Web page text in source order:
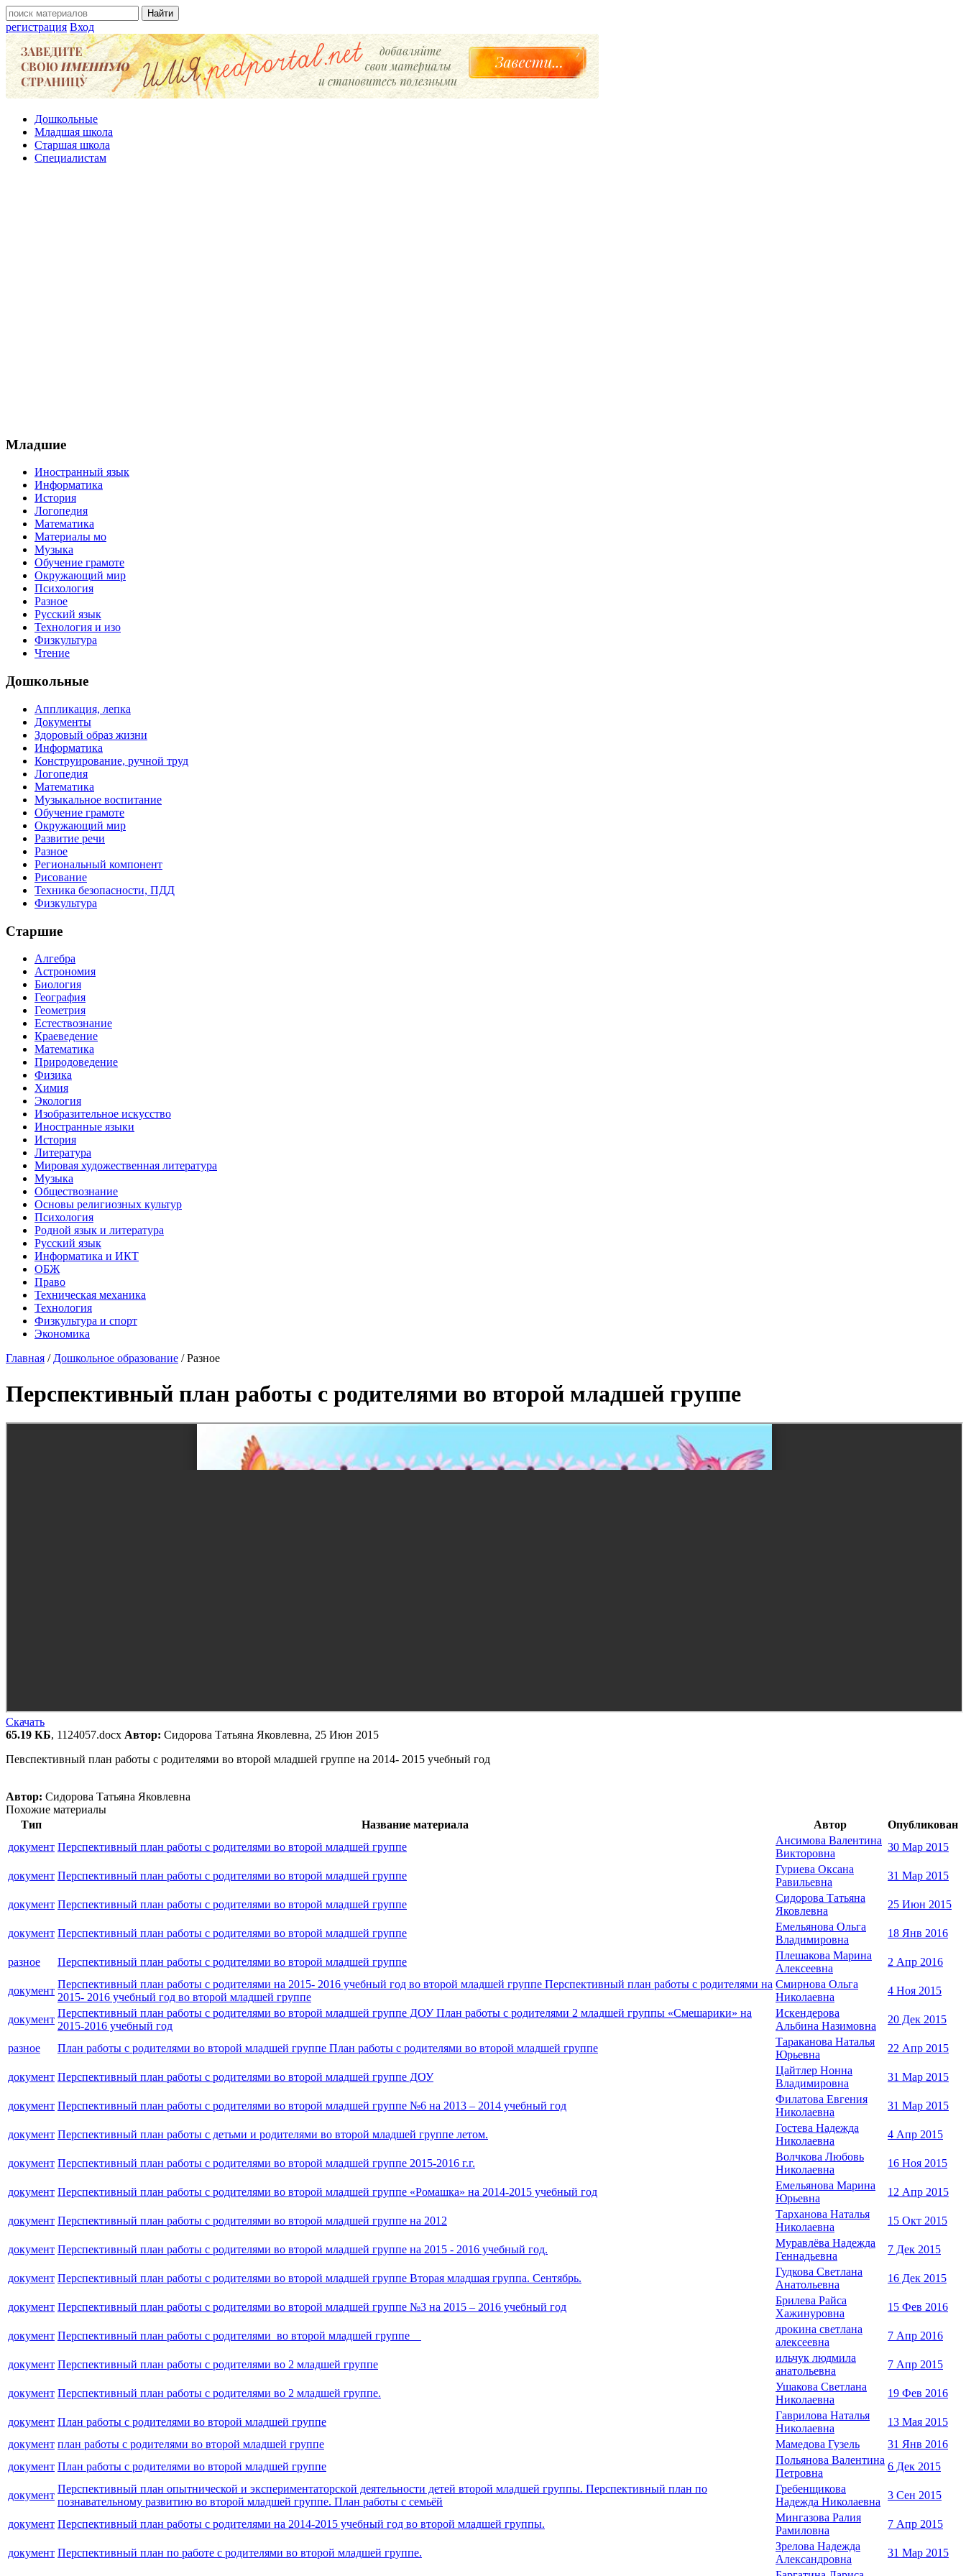
регистрация Вход
Дошкольные
Младшая школа
Старшая школа
Специалистам
Младшие
Иностранный язык
Информатика
История
Логопедия
Математика
Материалы мо
Музыка
Обучение грамоте
Окружающий мир
Психология
Разное
Русский язык
Технология и изо
Физкультура
Чтение
Дошкольные
Аппликация, лепка
Документы
Здоровый образ жизни
Информатика
Конструирование, ручной труд
Логопедия
Математика
Музыкальное воспитание
Обучение грамоте
Окружающий мир
Развитие речи
Разное
Региональный компонент
Рисование
Техника безопасности, ПДД
Физкультура
Старшие
Алгебра
Астрономия
Биология
География
Геометрия
Естествознание
Краеведение
Математика
Природоведение
Физика
Химия
Экология
Изобразительное искусство
Иностранные языки
История
Литература
Мировая художественная литература
Музыка
Обществознание
Основы религиозных культур
Психология
Родной язык и литература
Русский язык
Информатика и ИКТ
ОБЖ
Право
Техническая механика
Технология
Физкультура и спорт
Экономика
Главная / Дошкольное образование /Разное
Перспективный план работы с родителями во второй младшей группе
Скачать
65.19 КБ, 1124057.docx Автор: Сидорова Татьяна Яковлевна, 25 Июн 2015
Певспективный план работы с родителями во второй младшей группе на 2014- 2015 учебный год
Автор: Сидорова Татьяна Яковлевна
Похожие материалы
Тип
Название материала Автор
Опубликован
документ Перспективный план работы с родителями во второй младшей группе
Ансимова Валентина
Викторовна
30 Мар 2015
документ Перспективный план работы с родителями во второй младшей группе
Гуриева Оксана
Равильевна
31 Мар 2015
документ Перспективный план работы с родителями во второй младшей группе
Сидорова Татьяна
Яковлевна
25 Июн 2015
документ Перспективный план работы с родителями во второй младшей группе
Емельянова Ольга
Владимировна
18 Янв 2016
разное Перспективный план работы с родителями во второй младшей группе
Плешакова Марина
Алексеевна
2 Апр 2016
документ
Перспективный план работы с родителями на 2015- 2016 учебный год во второй младшей группе Перспективный план работы с родителями на
2015- 2016 учебный год во второй младшей группе
Смирнова Ольга
Николаевна
4 Ноя 2015
документ
Перспективный план работы с родителями во второй младшей группе ДОУ План работы с родителями 2 младшей группы «Смешарики» на
2015-2016 учебный год
Искендерова
Альбина Назимовна
20 Дек 2015
разное План работы с родителями во второй младшей группе План работы с родителями во второй младшей группе
Тараканова Наталья
Юрьевна
22 Апр 2015
документ Перспективный план работы с родителями во второй младшей группе ДОУ
Цайтлер Нонна
Владимировна
31 Мар 2015
документ Перспективный план работы с родителями во второй младшей группе №6 на 2013 – 2014 учебный год
Филатова Евгения
Николаевна
31 Мар 2015
документ Перспективный план работы с детьми и родителями во второй младшей группе летом.
Гостева Надежда
Николаевна
4 Апр 2015
документ Перспективный план работы с родителями во второй младшей группе 2015-2016 г.г.
Волчкова Любовь
Николаевна
16 Ноя 2015
документ Перспективный план работы с родителями во второй младшей группе «Ромашка» на 2014-2015 учебный год
Емельянова Марина
Юрьевна
12 Апр 2015
документ Перспективный план работы с родителями во второй младшей группе на 2012
Тарханова Наталья
Николаевна
15 Окт 2015
документ Перспективный план работы с родителями во второй младшей группе на 2015 - 2016 учебный год.
Муравлёва Надежда
Геннадьевна
7 Дек 2015
документ Перспективный план работы с родителями во второй младшей группе Вторая младшая группа. Сентябрь.
Гудкова Светлана
Анатольевна
16 Дек 2015
документ Перспективный план работы с родителями во второй младшей группе №3 на 2015 – 2016 учебный год
Брилева Райса
Хажинуровна
15 Фев 2016
документ Перспективный план работы с родителями во второй младшей группе
дрокина светлана
алексеевна
7 Апр 2016
документ Перспективный план работы с родителями во 2 младшей группе
ильчук людмила
анатольевна
7 Апр 2015
документ Перспективный план работы с родителями во 2 младшей группе.
Ушакова Светлана
Николаевна
19 Фев 2016
документ План работы с родителями во второй младшей группе
Гаврилова Наталья
Николаевна
13 Мая 2015
документ план работы с родителями во второй младшей группе Мамедова Гузель
31 Янв 2016
документ План работы с родителями во второй младшей группе
Польянова Валентина
Петровна
6 Дек 2015
документ
Перспективный план опытнической и экспериментаторской деятельности детей второй младшей группы. Перспективный план по
познавательному развитию во второй младшей группе. План работы с семьёй
Гребенщикова
Надежда Николаевна
3 Сен 2015
документ Перспективный план работы с родителями на 2014-2015 учебный год во второй младшей группы.
Мингазова Ралия
Рамиловна
7 Апр 2015
документ Перспективный план по работе с родителями во второй младшей группе.
Зрелова Надежда
Александровна
31 Мар 2015